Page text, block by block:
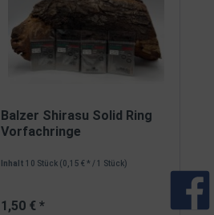
Balzer Shirasu Solid Ring
Vorfachringe
Inhalt10 Stück (0,15 € * / 1 Stück)
1,50 € *